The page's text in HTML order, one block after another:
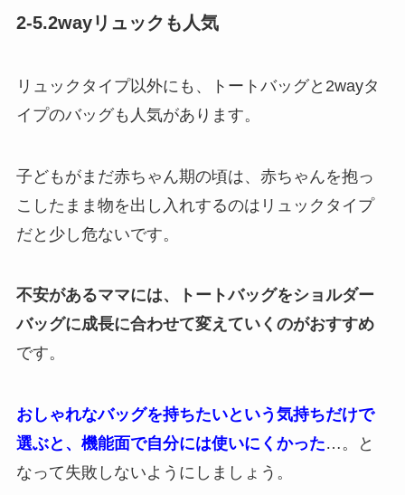
2-5.2wayリュックも人気
リュックタイプ以外にも、トートバッグと2wayタ
イプのバッグも人気があります。
子どもがまだ赤ちゃん期の頃は、赤ちゃんを抱っ
こしたまま物を出し入れするのはリュックタイプ
だと少し危ないです。
不安があるママには、トートバッグをショルダー
バッグに成長に合わせて変えていくのがおすすめ
です。
おしゃれなバッグを持ちたいという気持ちだけで
選ぶと、機能面で自分には使いにくかった…。と
なって失敗しないようにしましょう。